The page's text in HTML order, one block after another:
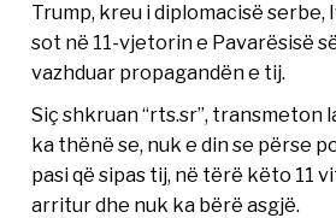
Trump, kreu i diplomacisë serbe,
sot në 11-vjetorin e Pavarësisë
vazhduar propagandën e tij.
Siç shkruan “rts.sr”, transmeton
ka thënë se, nuk e din se përse
pasi që sipas tij, në tërë këto 11
arritur dhe nuk ka bërë asgjë.